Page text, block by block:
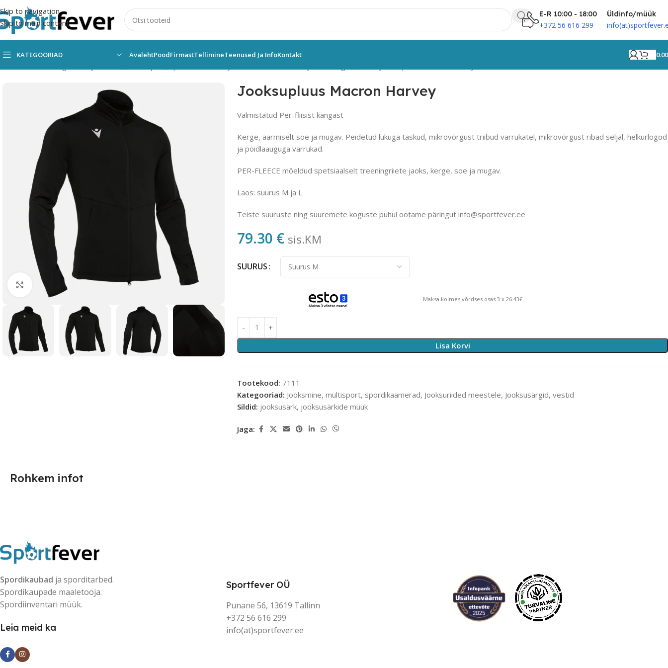
Skip to navigation
Skip to main content
E-R 10:00 - 18:00
+372 56 616 299
Üldinfo/müük
KATEGOORIAD AvalehtPoodFirmastTellimineTeenused Ja InfoKontakt
Suurendamiseks klõpsake
Jooksupluus Macron Harvey
Valmistatud Per-fliisist kangast
Kerge, äärmiselt soe ja mugav. Peidetud lukuga taskud, mikrovõrgust triibud varrukatel, mikrovõrgust ribad seljal, helkurlogod
ja pöidlaauguga varrukad.
PER-FLEECE mõeldud spetsiaalselt treeningriiete jaoks, kerge, soe ja mugav.
Laos: suurus M ja L
Teiste suuruste ning suuremete koguste puhul ootame päringut info@sportfever.ee
79.30 € sis.KM
SUURUS
Maksa kolmes võrdses osas 3 x 26.43€
Lisa Korvi
Tootekood: 7111
Kategooriad: Jooksmine, multisport, spordikaamerad, Jooksuriided meestele, Jooksusärgid, vestid
Sildid: jooksusärk, jooksusärkide müük
Jaga:
Rohkem infot
Spordikaubad ja sporditarbed.
Spordikaupade maaletooja.
Spordiinventari müük.
Leia meid ka
Sportfever OÜ
Punane 56, 13619 Tallinn
+372 56 616 299
info(at)sportfever.ee